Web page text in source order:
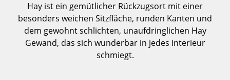
Aufbewahren
Regale & Schränke
Hay ist ein gemütlicher Rückzugsort mit einer
besonders weichen Sitzfläche, runden Kanten und
dem gewohnt schlichten, unaufdringlichen Hay
Gewand, das sich wunderbar in jedes Interieur
schmiegt.